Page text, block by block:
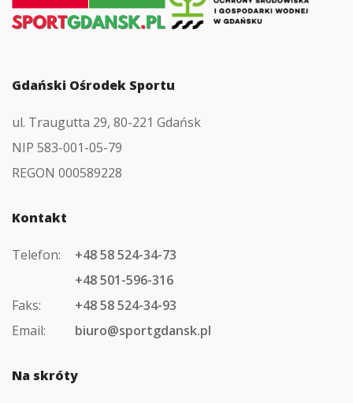
strony
głównej
Gdański Ośrodek Sportu
ul. Traugutta 29, 80-221 Gdańsk
NIP 583-001-05-79
REGON 000589228
Kontakt
Telefon:
+48 58 524-34-73
+48 501-596-316
Faks:
+48 58 524-34-93
Email:
biuro@sportgdansk.pl
Na skróty